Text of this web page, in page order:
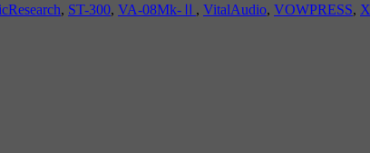
, ST-300, VA-08Mk-Ⅱ , VitalAudio, VOWPRESS,